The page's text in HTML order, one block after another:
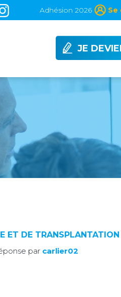
Adhésion 2026 Se
JE
ET DE TRANSPLANTATION
par carlier02